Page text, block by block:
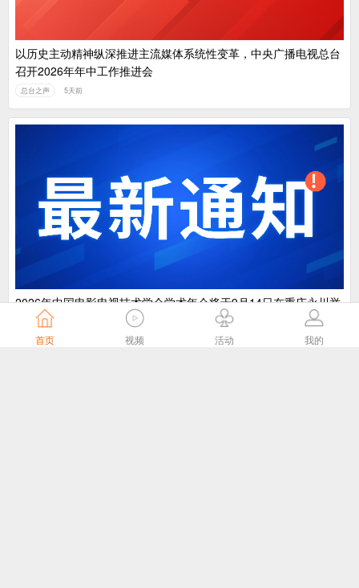
以历史主动精神纵深推进主流媒体系统性变革，中央广播电视总台
召开2026年年中工作推进会
总台之声 5天前
2026年中国电影电视技术学会学术年会将于9月14日在重庆永川举
中国电影电视技术学会 5天前
首页 视频 活动 我的